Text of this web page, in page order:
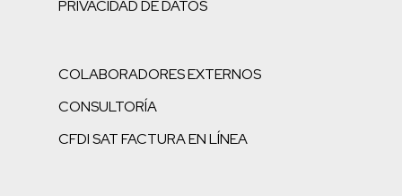
PRIVACIDAD DE DATOS
COLABORADORES EXTERNOS
CONSULTORÍA
CFDI SAT FACTURA EN LÍNEA